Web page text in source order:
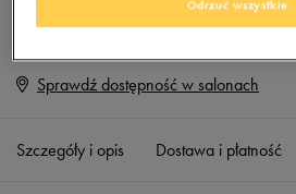
Wybierz rozmiar
Rozmiary EU
Sprawdź dostępność w salonach
Szczegóły i opis Dostawa i płatność
Odrzuć wszystkie